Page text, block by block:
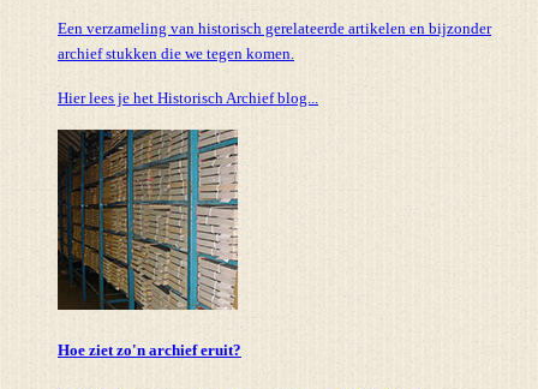
Een verzameling van historisch gerelateerde artikelen en bijzonder
archief stukken die we tegen komen.
Hier lees je het Historisch Archief blog...
Hoe ziet zo'n archief eruit?